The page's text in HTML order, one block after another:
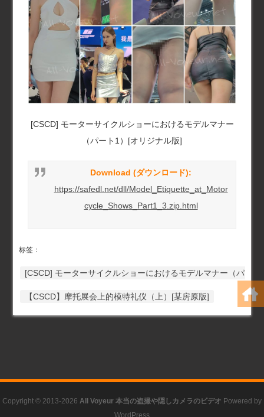
[CSCD] モーターサイクルショーにおけるモデルマナー
（パート1）[オリジナル版]
Download (ダウンロード):
https://safedl.net/dll/Model_Etiquette_at_Motor
cycle_Shows_Part1_3.zip.html
标签：
[CSCD] モーターサイクルショーにおけるモデルマナー（パー
【CSCD】摩托展会上的模特礼仪（上）[某房原版]
Copyright © 2013-2026 All Voyeur 本当の盗撮や隠しカメラのビデオ Powered by
WordPress